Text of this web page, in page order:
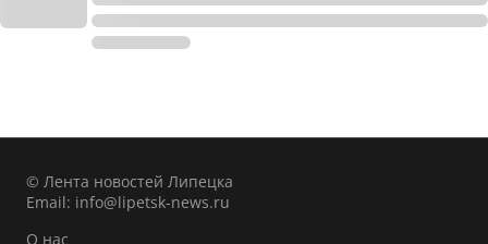
© Лента новостей Липецка
Email: info@lipetsk-news.ru
О нас